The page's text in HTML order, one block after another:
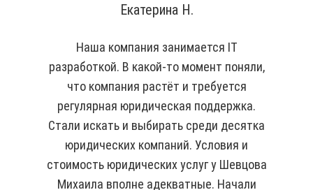
Екатерина Н.
Наша компания занимается IT
разработкой. В какой-то момент поняли,
что компания растёт и требуется
регулярная юридическая поддержка.
Стали искать и выбирать среди десятка
юридических компаний. Условия и
стоимость юридических услуг у Шевцова
Михаила вполне адекватные. Начали